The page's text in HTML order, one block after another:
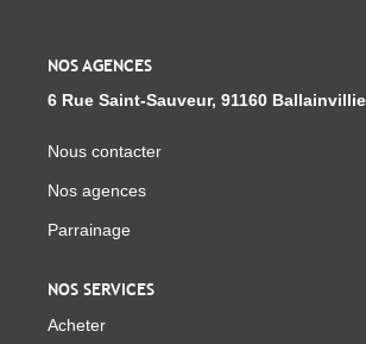
Avis Clients
NOS AGENCES
6 Rue Saint-Sauveur, 91160
Nous contacter
Nos agences
Parrainage
NOS SERVICES
Acheter